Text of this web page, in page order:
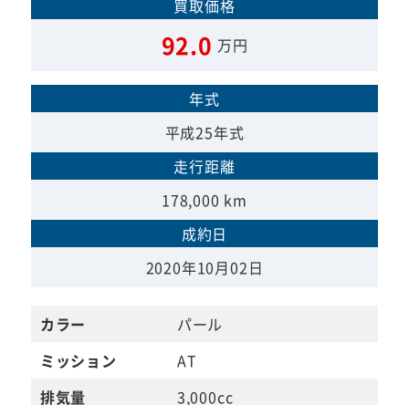
買取価格
92.0 万円
年式
平成25年式
走行距離
178,000 km
成約日
2020年10月02日
カラー
パール
ミッション
AT
排気量
3,000cc